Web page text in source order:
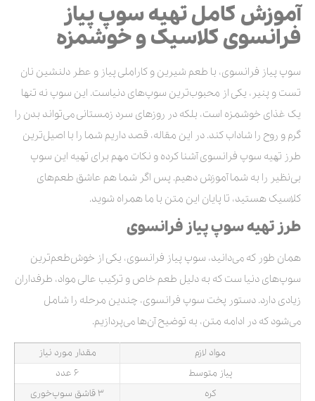
آموزش کامل تهیه سوپ پیاز
فرانسوی کلاسیک و خوشمزه
سوپ پیاز فرانسوی، با طعم شیرین و کاراملی پیاز و عطر دلنشین نان
تست و پنیر، یکی از محبوب‌ترین سوپ‌های دنیاست. این سوپ نه تنها
یک غذای خوشمزه است، بلکه در روزهای سرد زمستانی می‌تواند بدن را
گرم و روح را شاداب کند. در این مقاله، قصد داریم شما را با اصیل‌ترین
طرز تهیه سوپ فرانسوی آشنا کرده و نکات مهم برای تهیه این سوپ
بی‌نظیر را به شما آموزش دهیم. پس اگر شما هم عاشق طعم‌های
کلاسیک هستید، تا پایان این متن با ما همراه شوید.
طرز تهیه سوپ پیاز فرانسوی
همان طور که می‌دانید، سوپ پیاز فرانسوی، یکی از خوش‌طعم‌ترین
سوپ‌های دنیا ست که به دلیل طعم خاص و ترکیب عالی مواد، طرفداران
زیادی دارد. دستور پخت سوپ فرانسوی، چندین مرحله را شامل
می‌شود که در ادامه متن، به توضیح آن‌ها می‌پردازیم.
مواد لازم
مقدار مورد نیاز
پیاز متوسط
۶ عدد
کره
۳ قاشق سوپ‌خوری